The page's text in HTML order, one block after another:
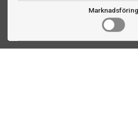
Marknadsföring